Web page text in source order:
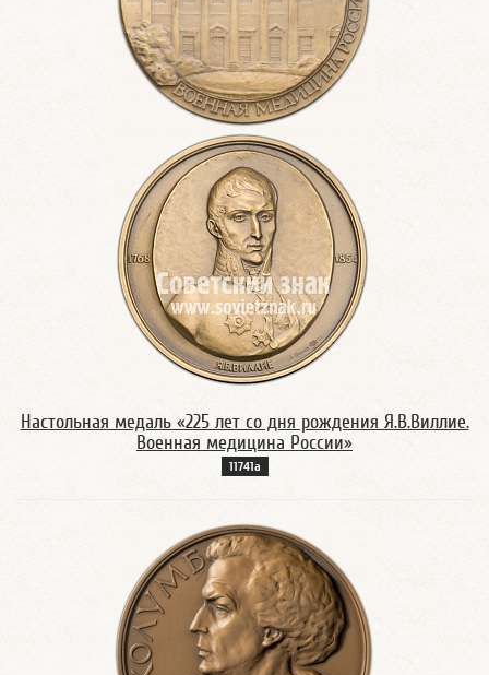
Настольная медаль «225 лет со дня рождения Я.В.Виллие.
Военная медицина России»
11741а